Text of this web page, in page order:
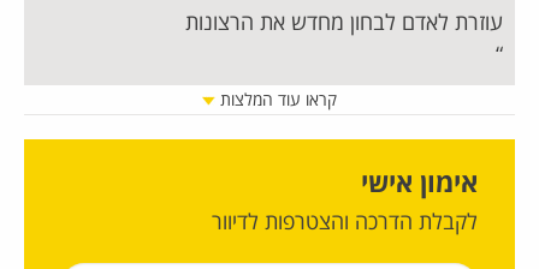
עוזרת לאדם לבחון מחדש את הרצונות
קראו עוד המלצות
אימון אישי
לקבלת הדרכה והצטרפות לדיוור